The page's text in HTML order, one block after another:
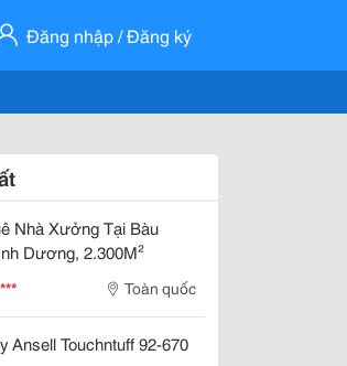
Đăng nhập / Đăng ký
Nhà Xưởng Tại Bàu
Dương, 2.300M²
Toàn quốc
Ansell Touchntuff 92-670